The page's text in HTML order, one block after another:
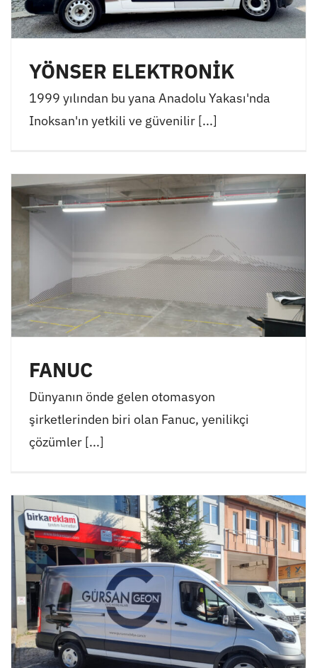
YÖNSER ELEKTRONİK
1999 yılından bu yana Anadolu Yakası'nda
Inoksan'ın yetkili ve güvenilir [...]
FANUC
Dünyanın önde gelen otomasyon
şirketlerinden biri olan Fanuc, yenilikçi
çözümler [...]